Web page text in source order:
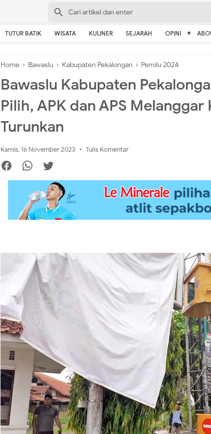
TUTUR BATIK WISATA KULINER SEJARAH OPINI
Home › Bawaslu › Kabupaten Pekalongan › Pemilu 2024
Bawaslu Kabupaten
Pilih, APK dan APS Melanggar
Turunkan
Kamis, 16 November 2023 Tulis Komentar